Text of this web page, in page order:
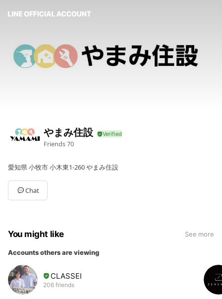
やまみ住設
Friends70
愛知県 小牧市 小木東1-260 やまみ住設
Chat
You might like See more
Accounts others are viewing
CLASSEI
206 friends